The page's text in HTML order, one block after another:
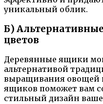
уникальный облик.
Б)
цветов
Деревянные ящики
альтернативой
выращивания овощей
ящиков поможет вам
стильный дизайн